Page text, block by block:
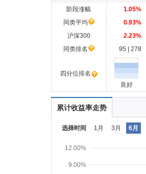
阶段涨幅
1.05%
同类平均
0.93%
沪深300
2.23%
同类排名
95 | 278
四分位排名
良好
累计收益率走势
选择时间 1月 3月 6月
9.00%
12.00%